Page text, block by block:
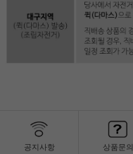
공지사항 상품문의